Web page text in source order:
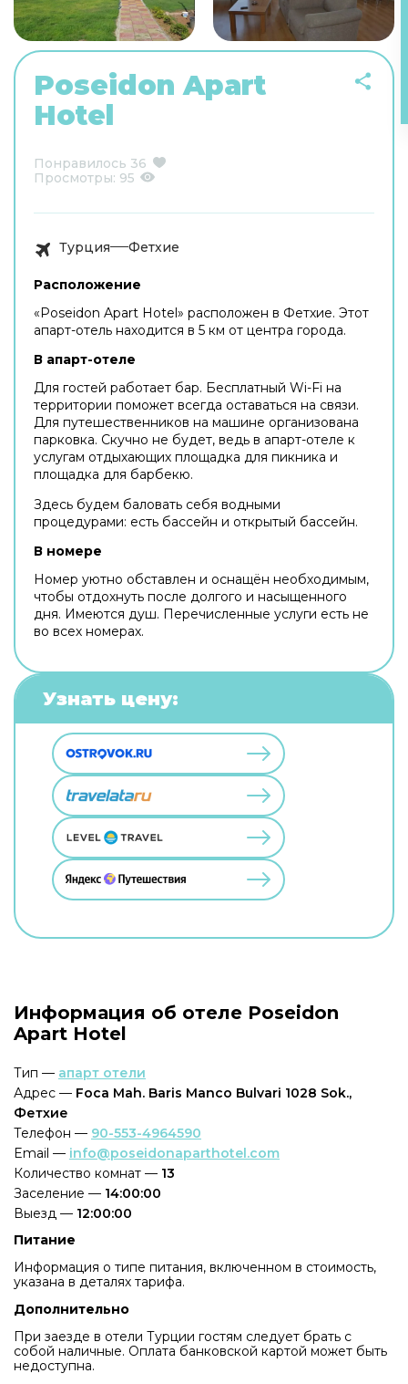
Poseidon Apart
Hotel
Понравилось 36
Просмотры: 95
Турция Фетхие
Расположение
«Poseidon Apart Hotel» расположен в Фетхие. Этот
апарт-отель находится в 5 км от центра города.
В апарт-отеле
Для гостей работает бар. Бесплатный Wi-Fi на
территории поможет всегда оставаться на связи.
Для путешественников на машине организована
парковка. Скучно не будет, ведь в апарт-отеле к
услугам отдыхающих площадка для пикника и
площадка для барбекю.
Здесь будем баловать себя водными
процедурами: есть бассейн и открытый бассейн.
В номере
Номер уютно обставлен и оснащён необходимым,
чтобы отдохнуть после долгого и насыщенного
дня. Имеются душ. Перечисленные услуги есть не
во всех номерах.
Узнать цену:
Информация об отеле Poseidon
Apart Hotel
Тип — апарт отели
Адрес — Foca Mah. Baris Manco Bulvari 1028 Sok.,
Фетхие
Телефон — 90-553-4964590
Email — info@poseidonaparthotel.com
Количество комнат — 13
Заселение — 14:00:00
Выезд — 12:00:00
Питание
Информация о типе питания, включенном в стоимость,
указана в деталях тарифа.
Дополнительно
При заезде в отели Турции гостям следует брать с
собой наличные. Оплата банковской картой может быть
недоступна.